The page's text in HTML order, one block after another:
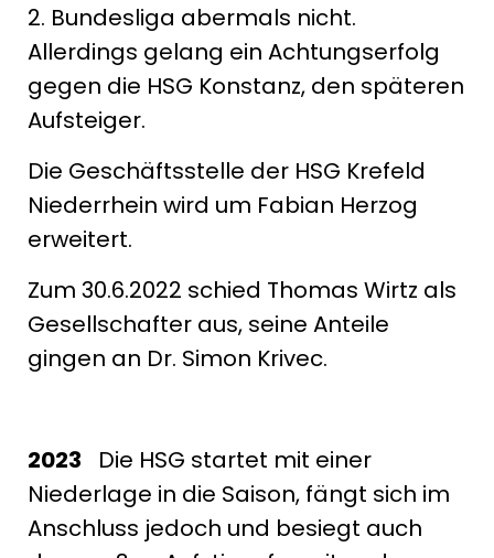
2. Bundesliga abermals nicht.
Allerdings gelang ein Achtungserfolg
gegen die HSG Konstanz, den späteren
Aufsteiger.
Die Geschäftsstelle der HSG Krefeld
Niederrhein wird um Fabian Herzog
erweitert.
Zum 30.6.2022 schied Thomas Wirtz als
Gesellschafter aus, seine Anteile
gingen an Dr. Simon Krivec.
2023 Die HSG startet mit einer
Niederlage in die Saison, fängt sich im
Anschluss jedoch und besiegt auch